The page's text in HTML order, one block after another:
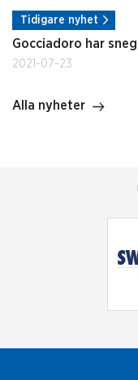
Tidigare nyhet
Gocciadoro har
2021-07-23
Alla nyheter